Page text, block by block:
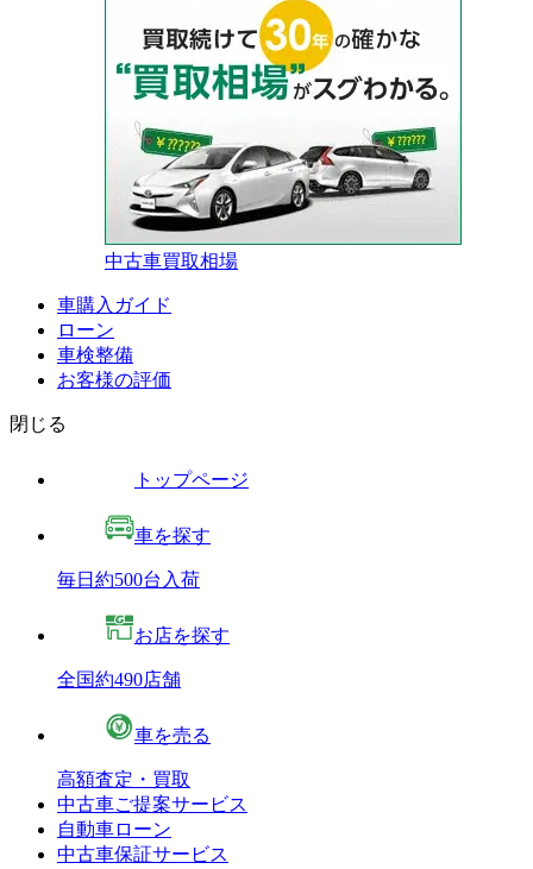
中古車買取相場
車購入ガイド
ローン
車検整備
お客様の評価
閉じる
トップページ
車を探す
毎日約500台入荷
お店を探す
全国約490店舗
車を売る
高額査定・買取
中古車ご提案サービス
自動車ローン
中古車保証サービス